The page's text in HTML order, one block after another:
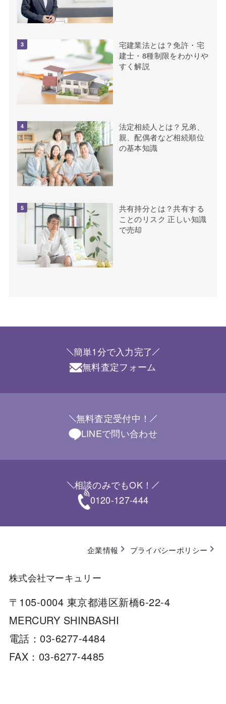
宅建業法とは？免許・宅
建士・8種制限をわかりや
すく解説
法定相続人とは？兄弟、
親、配偶者など相続順位
の基本知識
共有持分とは？共有する
ことのリスク 正しい知識
で売却
簡単1分で入力完了
無料査定フォーム
無料査定受付中！
LINEで問い合わせ
相談のみでもOK！
0120-127-444
株式会社マーキュリー
〒105-0004 東京都港区新橋6-22-4
MERCURY SHINBASHI
電話：03-6277-4484
FAX：03-6277-4485
企業情報 プライバシーポリシー